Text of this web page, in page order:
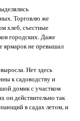
Торговлю же
хлеб, съестные
городских. Даже
ярмарок не превышал
Нет здесь
к садоводству и
домик с участком
он действительно так
в садах летом, и